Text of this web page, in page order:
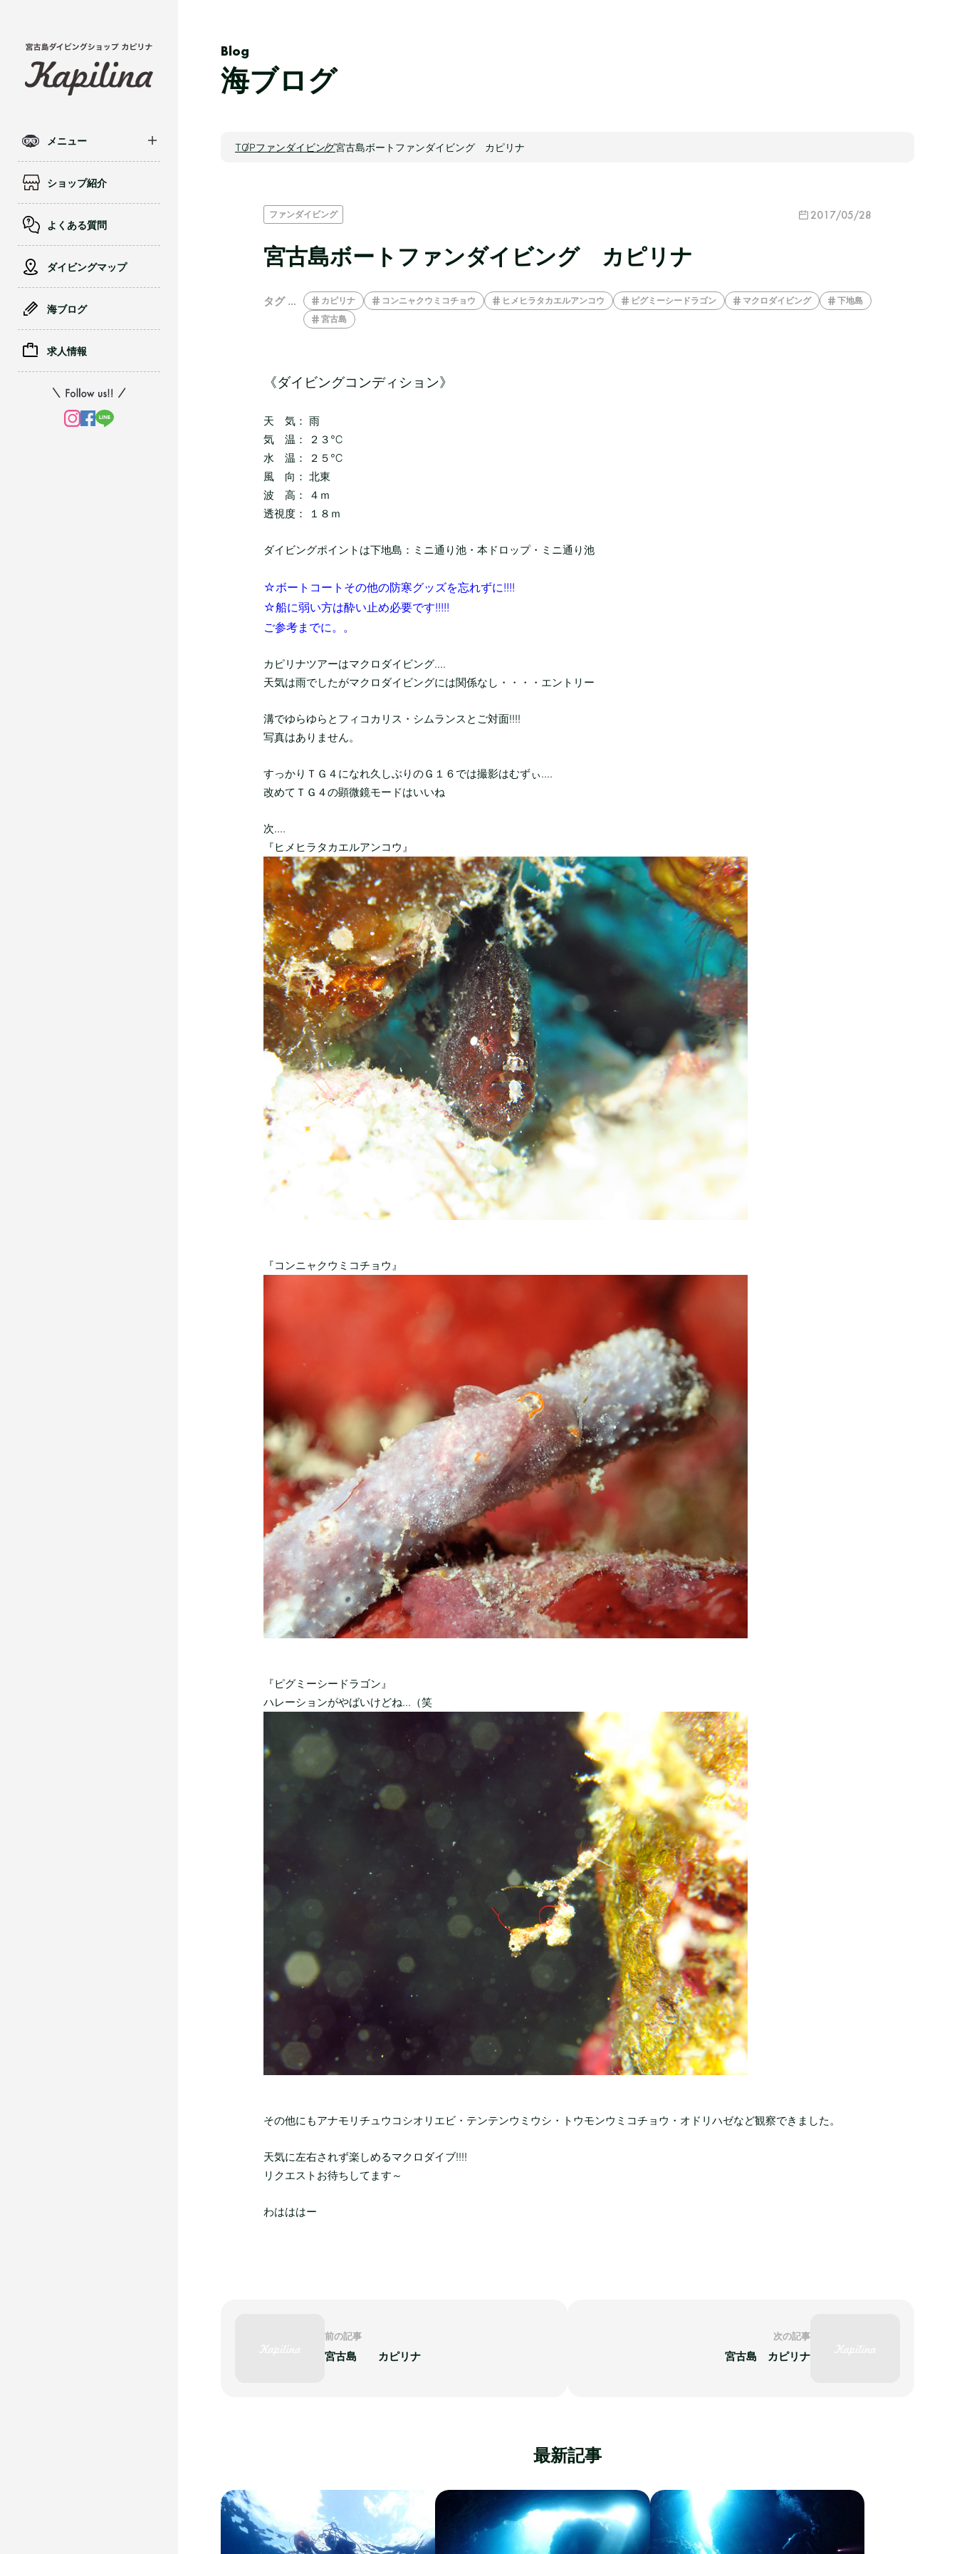
メニュー
ショップ紹介
よくある質問
ダイビングマップ
海ブログ
求人情報
Blog
海ブログ
TOPファンダイビング宮古島ボートファンダイビング カピリナ
ファンダイビング 2017/05/28
宮古島ボートファンダイビング カピリナ
タグ … カピリナ コンニャクウミコチョウ ヒメヒラタカエルアンコウ ピグミーシードラゴン マクロダイビング
下地島
宮古島
《ダイビングコンディション》
天 気： 雨
気 温： ２３℃
水 温： ２５℃
風 向： 北東
波 高： ４ｍ
透視度： １８ｍ
ダイビングポイントは下地島：ミニ通り池・本ドロップ・ミニ通り池
☆ボートコートその他の防寒グッズを忘れずに!!!!
☆船に弱い方は酔い止め必要です!!!!!
ご参考までに。。
カピリナツアーはマクロダイビング....
天気は雨でしたがマクロダイビングには関係なし・・・・エントリー
溝でゆらゆらとフィコカリス・シムランスとご対面!!!!
写真はありません。
すっかりＴＧ４になれ久しぶりのＧ１６では撮影はむずぃ....
改めてＴＧ４の顕微鏡モードはいいね
次....
『ヒメヒラタカエルアンコウ』
『コンニャクウミコチョウ』
『ピグミーシードラゴン』
ハレーションがやばいけどね...（笑
その他にもアナモリチュウコシオリエビ・テンテンウミウシ・トウモンウミコチョウ・オドリハゼなど観察できました。
天気に左右されず楽しめるマクロダイブ!!!!
リクエストお待ちしてます～
わはははー
前の記事
宮古島 カピリナ
次の記事
宮古島 カピリナ
最新記事